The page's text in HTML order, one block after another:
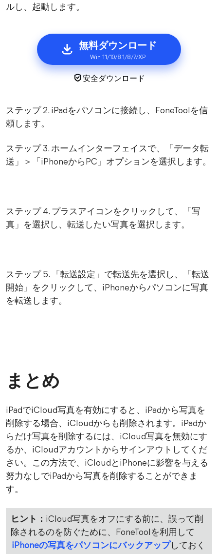
ルし、起動します。
無料ダウンロード
Win 11/10/8.1/8/7/XP
安全ダウンロード
ステップ 2. iPadをパソコンに接続し、FoneToolを信
頼します。
ステップ 3. ホームインターフェイスで、「データ転
送」＞「iPhoneからPC」オプションを選択します。
ステップ 4. プラスアイコンをクリックして、「写
真」を選択し、転送したい写真を選択します。
ステップ 5. 「転送設定」で転送先を選択し、「転送
開始」をクリックして、iPhoneからパソコンに写真
を転送します。
まとめ
iPadでiCloud写真を有効にすると、iPadから写真を
削除する場合、iCloudからも削除されます。iPadか
らだけ写真を削除するには、iCloud写真を無効にす
るか、iCloudアカウントからサインアウトしてくだ
さい。この方法で、iCloudとiPhoneに影響を与える
努力なしでiPadから写真を削除することができま
す。
ヒント： iCloud写真をオフにする前に、誤って削
除されるのを防ぐために、FoneToolを利用して
iPhoneの写真をパソコンにバックアップ しておく